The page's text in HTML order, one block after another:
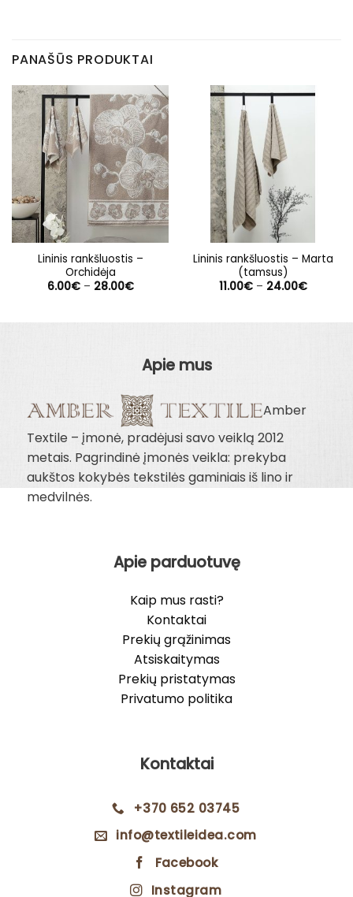
PANAŠŪS PRODUKTAI
Lininis rankšluostis –
Orchidėja
6.00€ – 28.00€Price
Lininis rankšluostis – Marta
(tamsus)
11.00€ – 24.00€Price
Apie mus
Amber
Textile – įmonė, pradėjusi savo veiklą 2012
metais. Pagrindinė įmonės veikla: prekyba
aukštos kokybės tekstilės gaminiais iš lino ir
medvilnės.
Apie parduotuvę
Kaip mus rasti?
Kontaktai
Prekių grąžinimas
Atsiskaitymas
Prekių pristatymas
Privatumo politika
Kontaktai
+370 652 03745
info@textileidea.com
Facebook
Instagram